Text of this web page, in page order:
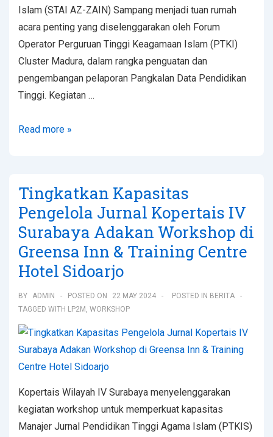
Islam (STAI AZ-ZAIN) Sampang menjadi tuan rumah
acara penting yang diselenggarakan oleh Forum
Operator Perguruan Tinggi Keagamaan Islam (PTKI)
Cluster Madura, dalam rangka penguatan dan
pengembangan pelaporan Pangkalan Data Pendidikan
Tinggi. Kegiatan …
Read more »
Tingkatkan Kapasitas
Pengelola Jurnal Kopertais IV
Surabaya Adakan Workshop di
Greensa Inn & Training Centre
Hotel Sidoarjo
BY ADMIN POSTED ON 22 MAY 2024 POSTED IN BERITA
TAGGED WITH LP2M , WORKSHOP
Kopertais Wilayah IV Surabaya menyelenggarakan
kegiatan workshop untuk memperkuat kapasitas
Manajer Jurnal Pendidikan Tinggi Agama Islam (PTKIS)